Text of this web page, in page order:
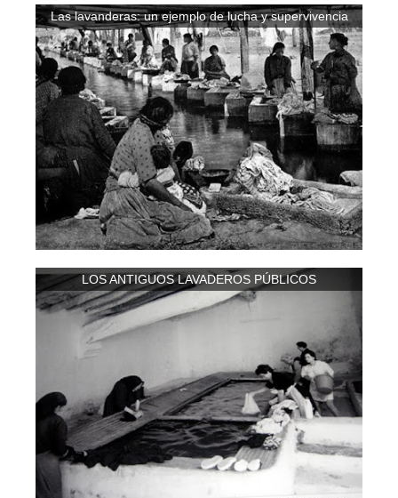
Las lavanderas: un ejemplo de lucha y supervivencia
LOS ANTIGUOS LAVADEROS PÚBLICOS